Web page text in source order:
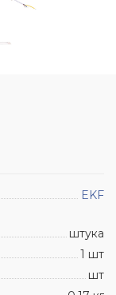
EKF
штука
1 шт
шт